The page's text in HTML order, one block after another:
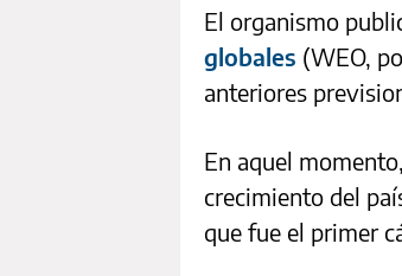
El organismo
globales (WEO,
anteriores
En aquel
crecimiento del
que fue el primer